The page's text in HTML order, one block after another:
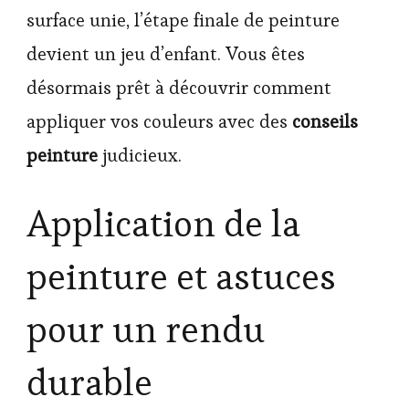
surface unie, l’étape finale de peinture
devient un jeu d’enfant. Vous êtes
désormais prêt à découvrir comment
appliquer vos couleurs avec des conseils
peinture judicieux.
Application de la
peinture et astuces
pour un rendu
durable